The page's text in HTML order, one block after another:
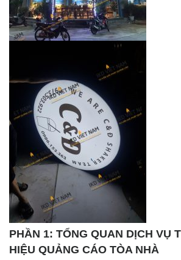
PHẦN 1: TỔNG QUAN DỊCH VỤ
HIỆU QUẢNG CÁO TÒA NHÀ